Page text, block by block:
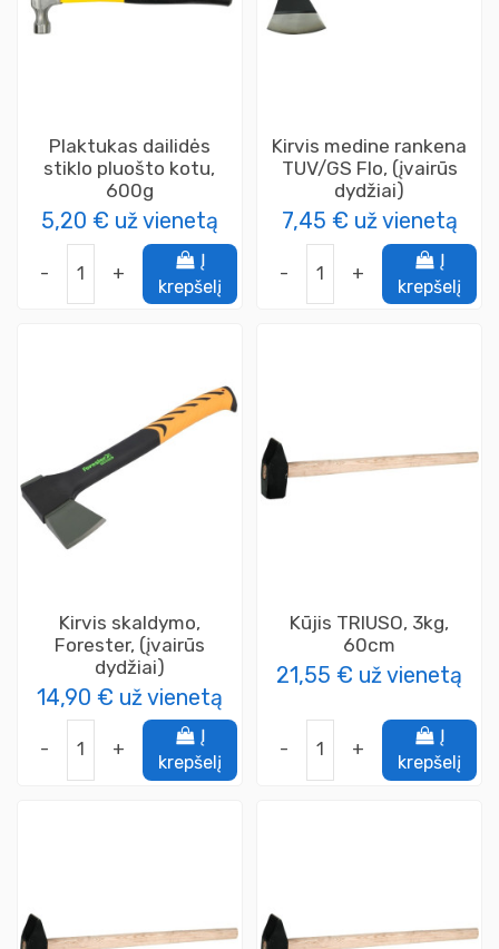
Plaktukas dailidės
stiklo pluošto kotu,
600g
5,20 € už vienetą
- +
Į
krepšelį
Kirvis medine rankena
TUV/GS Flo, (įvairūs
dydžiai)
7,45 € už vienetą
- +
Į
krepšelį
Kirvis skaldymo,
Forester, (įvairūs
dydžiai)
14,90 € už vienetą
- +
Į
krepšelį
Kūjis TRIUSO, 3kg,
60cm
21,55 € už vienetą
- +
Į
krepšelį